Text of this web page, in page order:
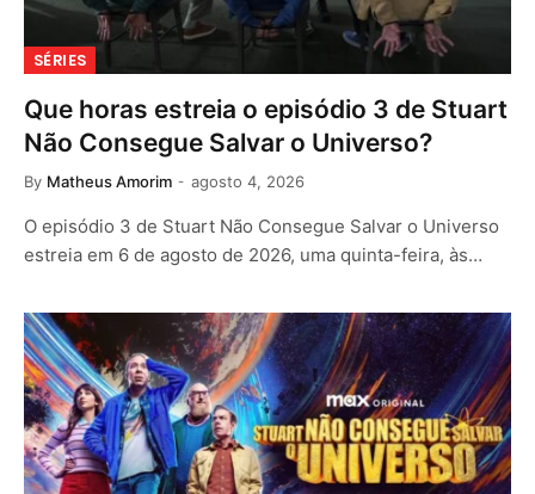
SÉRIES
Que horas estreia o episódio 3 de Stuart
Não Consegue Salvar o Universo?
By Matheus Amorim agosto 4, 2026
O episódio 3 de Stuart Não Consegue Salvar o Universo
estreia em 6 de agosto de 2026, uma quinta-feira, às…